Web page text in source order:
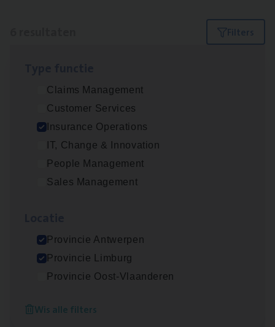
Filters
Claims Management
Customer Services
Insurance Operations
IT, Change & Innovation
People Management
Sales Management
Provincie Antwerpen
Provincie Limburg
Provincie Oost-Vlaanderen
Wis alle filters
Dos­sier­be­heer­der ver­ze­ke­rin­gen — Soci­al
Pro­fit en Public
Insurance Operations
Antwerpen
Insurance Operations
Beveren
Client Exe­cu­ti­ve Marine